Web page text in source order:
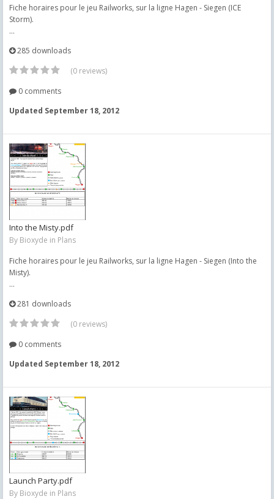
Fiche horaires pour le jeu Railworks, sur la ligne Hagen - Siegen (ICE
Storm).
...
285 downloads
(0 reviews)
0 comments
Updated September 18, 2012
Into the Misty.pdf
By Bioxyde in Plans
Fiche horaires pour le jeu Railworks, sur la ligne Hagen - Siegen (Into the
Misty).
...
281 downloads
(0 reviews)
0 comments
Updated September 18, 2012
Launch Party.pdf
By Bioxyde in Plans